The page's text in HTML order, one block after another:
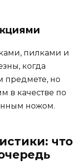
пилками и
когда
предмете, но
в качестве по
ножом.
что